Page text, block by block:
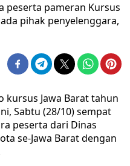
peserta pameran Kursus
pihak penyelenggara,
kursus Jawa Barat tahun
Sabtu (28/10) sempat
peserta dari Dinas
se-Jawa Barat dengan